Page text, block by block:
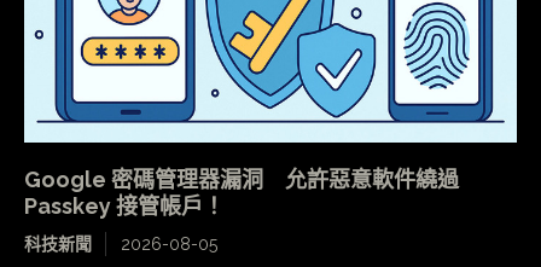
Google 密碼管理器漏洞 允許惡意軟件繞過
Passkey 接管帳戶！
科技新聞 2026-08-05